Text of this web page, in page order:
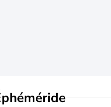
Éphéméride